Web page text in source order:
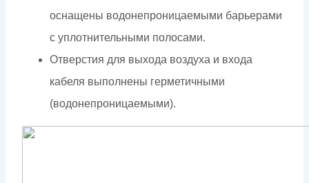
оснащены водонепроницаемыми барьерами
с уплотнительными полосами.
Отверстия для выхода воздуха и входа
кабеля выполнены герметичными
(водонепроницаемыми).